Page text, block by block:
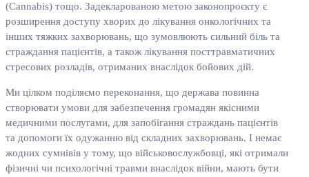
(Cannabis) тощо. Задекларованою метою законопроєкту є
розширення доступу хворих до лікування онкологічних та
інших тяжких захворювань, що зумовлюють сильний біль та
страждання пацієнтів, а також лікування посттравматичних
стресових розладів, отриманих внаслідок бойових дій.
Ми цілком поділяємо переконання, що держава повинна
створювати умови для забезпечення громадян якісними
медичними послугами, для запобігання страждань пацієнтів
та допомоги їх одужанню від складних захворювань. І немає
жодних сумнівів у тому, що військовослужбовці, які отримали
фізичні чи психологічні травми внаслідок війни, мають бути